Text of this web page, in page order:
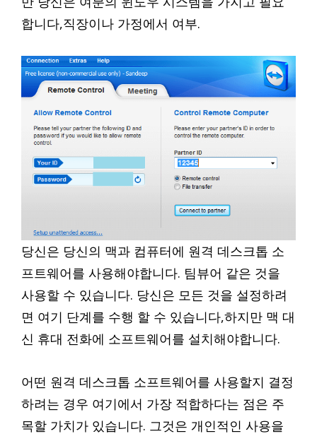
합니다,직장이나 가정에서 여부.
당신은 당신의 맥과 컴퓨터에 원격 데스크톱 소
프트웨어를 사용해야합니다. 팀뷰어 같은 것을
사용할 수 있습니다. 당신은 모든 것을 설정하려
면 여기 단계를 수행 할 수 있습니다,하지만 맥 대
신 휴대 전화에 소프트웨어를 설치해야합니다.
어떤 원격 데스크톱 소프트웨어를 사용할지 결정
하려는 경우 여기에서 가장 적합하다는 점은 주
목할 가치가 있습니다. 그것은 개인적인 사용을